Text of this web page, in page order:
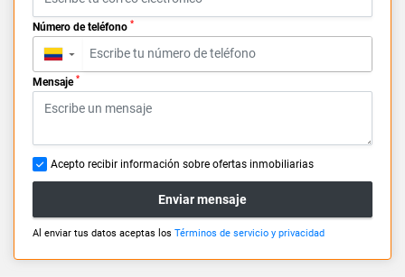
Número de teléfono *
▼
Mensaje *
Acepto recibir información sobre ofertas inmobiliarias
Enviar mensaje
Al enviar tus datos aceptas los Términos de servicio y privacidad